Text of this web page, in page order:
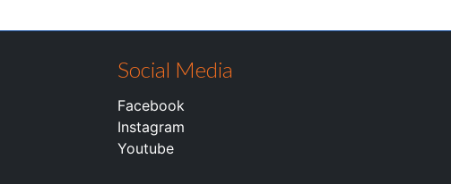
Social Media
Facebook
Instagram
Youtube